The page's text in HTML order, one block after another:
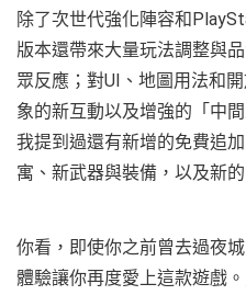
除了次世代強化陣容和
版本還帶來大量玩法調整與
眾反應；對UI、地圖用法和
象的新互動以及增強的「中
我提到過還有新增的免費追
寓、新武器與裝備，以及新
你看，即使你之前曾去過夜
體驗讓你再度愛上這款遊戲